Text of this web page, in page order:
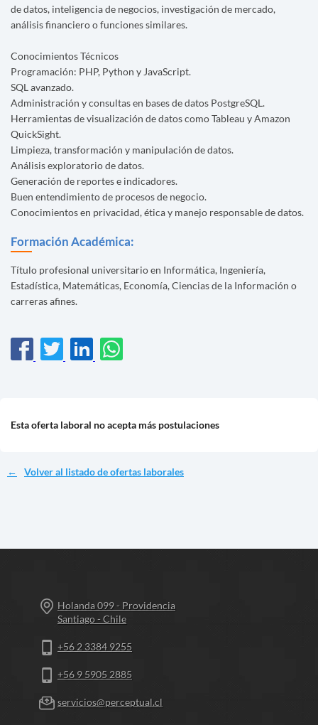
de datos, inteligencia de negocios, investigación de mercado,
análisis financiero o funciones similares.
Conocimientos Técnicos
Programación: PHP, Python y JavaScript.
SQL avanzado.
Administración y consultas en bases de datos PostgreSQL.
Herramientas de visualización de datos como Tableau y Amazon
QuickSight.
Limpieza, transformación y manipulación de datos.
Análisis exploratorio de datos.
Generación de reportes e indicadores.
Buen entendimiento de procesos de negocio.
Conocimientos en privacidad, ética y manejo responsable de datos.
Formación Académica:
Título profesional universitario en Informática, Ingeniería,
Estadística, Matemáticas, Economía, Ciencias de la Información o
carreras afines.
Esta oferta laboral no acepta más postulaciones
Volver al listado de ofertas laborales
Holanda 099 - Providencia
Santiago - Chile
+56 2 3384 9255
+56 9 5905 2885
servicios@perceptual.cl